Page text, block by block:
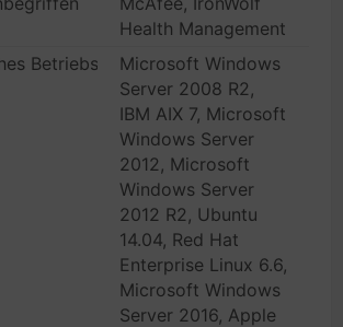
Health Management
BetriebssystemMicrosoft Windows
Server 2008 R2,
IBM AIX 7, Microsoft
Windows Server
2012, Microsoft
Windows Server
2012 R2, Ubuntu
14.04, Red Hat
Enterprise Linux 6.6,
Microsoft Windows
Server 2016, Apple